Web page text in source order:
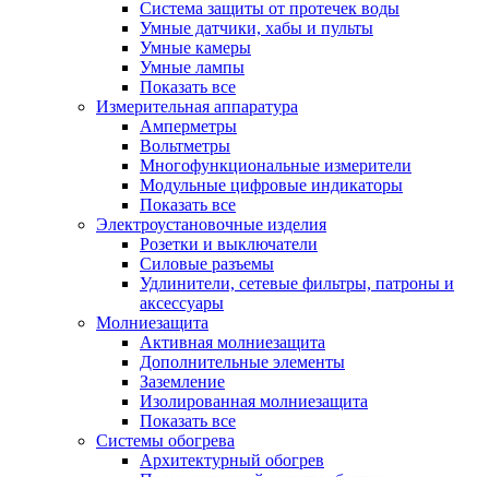
Система защиты от протечек воды
Умные датчики, хабы и пульты
Умные камеры
Умные лампы
Показать все
Измерительная аппаратура
Амперметры
Вольтметры
Многофункциональные измерители
Модульные цифровые индикаторы
Показать все
Электроустановочные изделия
Розетки и выключатели
Силовые разъемы
Удлинители, сетевые фильтры, патроны и
аксессуары
Молниезащита
Активная молниезащита
Дополнительные элементы
Заземление
Изолированная молниезащита
Показать все
Системы обогрева
Архитектурный обогрев